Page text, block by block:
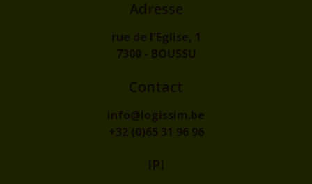
Adresse
rue de l'Eglise, 1
7300 - BOUSSU
Contact
info@logissim.be
+32 (0)65 31 96 96
IPI